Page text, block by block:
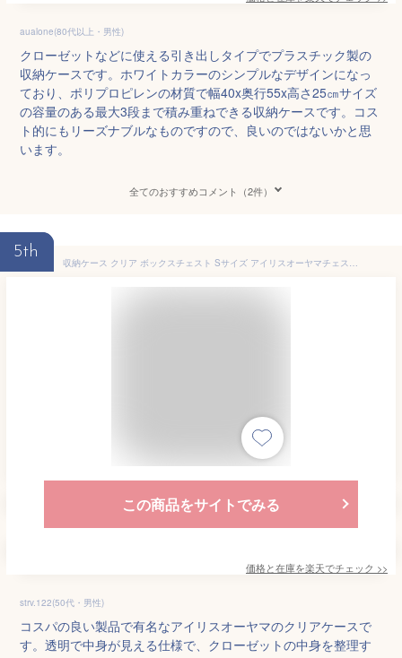
aualone(80代以上・男性)
クローゼットなどに使える引き出しタイプでプラスチック製の
収納ケースです。ホワイトカラーのシンプルなデザインになっ
ており、ポリプロピレンの材質で幅40x奥行55x高さ25㎝サイズ
の容量のある最大3段まで積み重ねできる収納ケースです。コス
ト的にもリーズナブルなものですので、良いのではないかと思
います。
全てのおすすめコメント（2件）
5th
収納ケース クリア ボックスチェスト Sサイズ アイリスオーヤマチェスト クリアチェスト クリアケース クリアボックス 収納ケース 収納ボックス 衣装ケース 収納 衣類収納 プラスチック 引出し スタッキング 浅型 MBC-S[2606SX]
この商品をサイトでみる
価格と在庫を楽天でチェック >>
strv.122(50代・男性)
コスパの良い製品で有名なアイリスオーヤマのクリアケースで
す。透明で中身が見える仕様で、クローゼットの中身を整理す